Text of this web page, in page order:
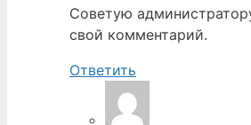
Советую
свой комментарий.
Ответить